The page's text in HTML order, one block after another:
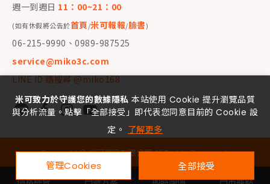
週一到週日 11：00~21：00
(如有休假將公告於首頁/米可報報/臉書)
06-215-9990、0989-987525
service@miko3c.com
LINE ID 請搜尋 @miko168
Copyright ©米可資訊有限公司All Rights Reserved.
米可致力於守護您的數據隱私 本站使用 Cookie 提升瀏覽品質
與分析流量。點擊「全部接受」即代表您同意目前的 Cookie 設
定。 了解更多
管理Cookies 全部接受